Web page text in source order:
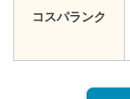
コスパランク